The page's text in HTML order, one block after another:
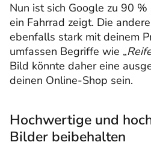
Nun ist sich Google zu 90
ein Fahrrad zeigt. Die
ebenfalls stark mit deinem
umfassen Begriffe wie „
Bild könnte daher eine
deinen Online-Shop sein.
Hochwertige und
Bilder beibehalten